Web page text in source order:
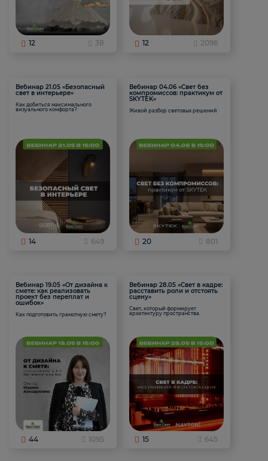
12 38 12 2096
Вебинар 21.05 «Безопасный
свет в интерьере»
Как добиться максимального
визуального комфорта?
14 649
Вебинар 04.06 «Свет без
компромиссов: практикум от
SKYTEK»
Живой разбор световых решений
20 801
Вебинар 19.05 «От дизайна к
смете: как реализовать
проект без переплат и
ошибок»
Как подготовить грамотную смету?
44 1095
Вебинар 28.05 «Свет в кадре:
расставить роли и отстоять
сцену»
Свет, который формирует
архитектуру пространства.
15 645